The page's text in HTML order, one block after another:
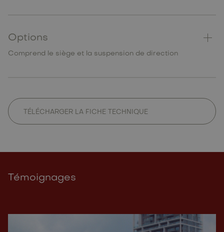
Options
Comprend le siège et la suspension de direction
TÉLÉCHARGER LA FICHE TECHNIQUE
Témoignages